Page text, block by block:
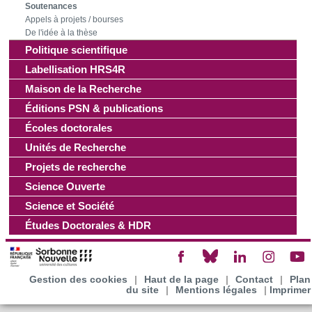
Les cookies nous permettent de personnaliser le contenu
et les annonces, d'offrir des fonctionnalités relatives aux
médias sociaux et d'analyser notre trafic. Nous
partageons également des informations sur l'utilisation de
notre site avec nos partenaires de médias sociaux, de
publicité et d'analyse, qui peuvent combiner celles-ci avec
d'autres informations que vous leur avez fournies ou qu'ils
ont collectées lors de votre utilisation de leurs services.
Soutenances
Appels à projets / bourses
De l'idée à la thèse
Politique scientifique
Labellisation HRS4R
Maison de la Recherche
Éditions PSN & publications
Écoles doctorales
Unités de Recherche
Projets de recherche
Science Ouverte
Science et Société
Études Doctorales & HDR
Gestion des cookies | Haut de la page | Contact |
Plan
du site
| Mentions légales | Imprimer